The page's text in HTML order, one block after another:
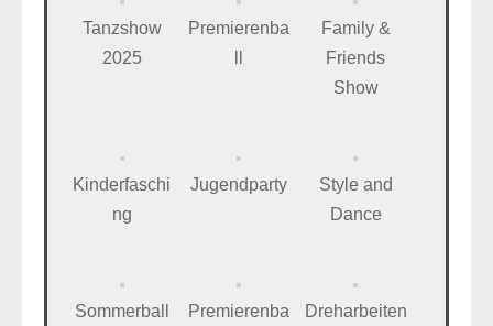
Tanzshow
2025
Premierenba
Family &
Friends
Show
Kinderfaschi
ng
Jugendparty
Style and
Dance
Sommerball
Premierenba
Dreharbeiten